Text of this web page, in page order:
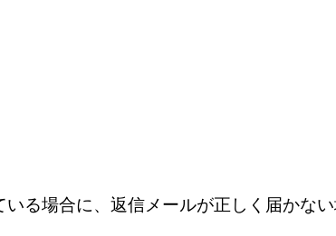
場合に、返信メールが正しく届かない